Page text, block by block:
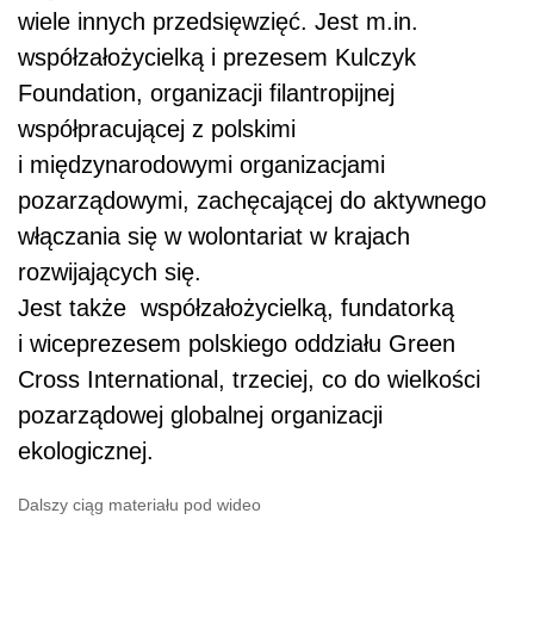
wiele innych przedsięwzięć. Jest m.in.
współzałożycielką i prezesem Kulczyk
Foundation, organizacji filantropijnej
współpracującej z polskimi
i międzynarodowymi organizacjami
pozarządowymi, zachęcającej do aktywnego
włączania się w wolontariat w krajach
rozwijających się.
Jest także współzałożycielką, fundatorką
i wiceprezesem polskiego oddziału Green
Cross International, trzeciej, co do wielkości
pozarządowej globalnej organizacji
ekologicznej.
Dalszy ciąg materiału pod wideo